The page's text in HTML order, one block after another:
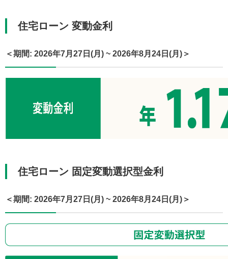
住宅ローン 変動金利
＜期間: 2026年7月27日(月) ~ 2026年8月24日(月)＞
住宅ローン 固定変動選択型金利
＜期間: 2026年7月27日(月) ~ 2026年8月24日(月)＞